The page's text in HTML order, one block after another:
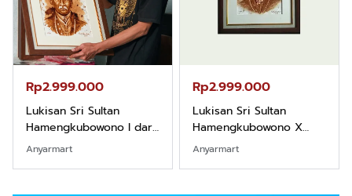
Rp2.999.000
Lukisan Sri Sultan
Hamengkubowono X
dari Kopi Karya Rudi
Winarso
Anyarmart
Rp2.989.000
Lukisan Sri Sultan
Hamengkubowono II dari
Kopi Karya Rudi Winarso
Shopee